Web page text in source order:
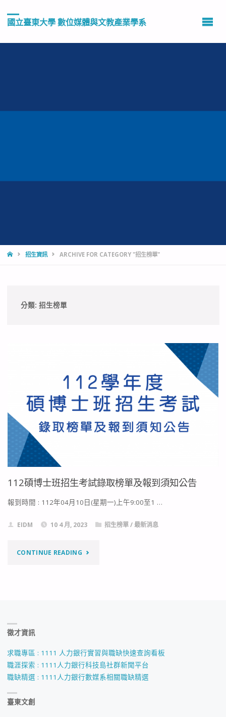
國立臺東大學 數位媒體與文教產業學系
HOME招生資訊 ARCHIVE FOR CATEGORY "招生榜單"
分類: 招生榜單
112碩博士班招生考試錄取榜單及報到須知公告
報到時間 : 112年04月10日(星期一)上午9:00至1 …
EIDM 10 4 月, 2023 招生榜單/最新消息
CONTINUE READING"112
招
生
徵才資訊
求職專區 : 1111 人力銀行實習與職缺快速查詢看板
職涯探索 : 1111人力銀行科技島社群新聞平台
職缺精選 : 1111人力銀行數媒系相關職缺精選
臺東文創